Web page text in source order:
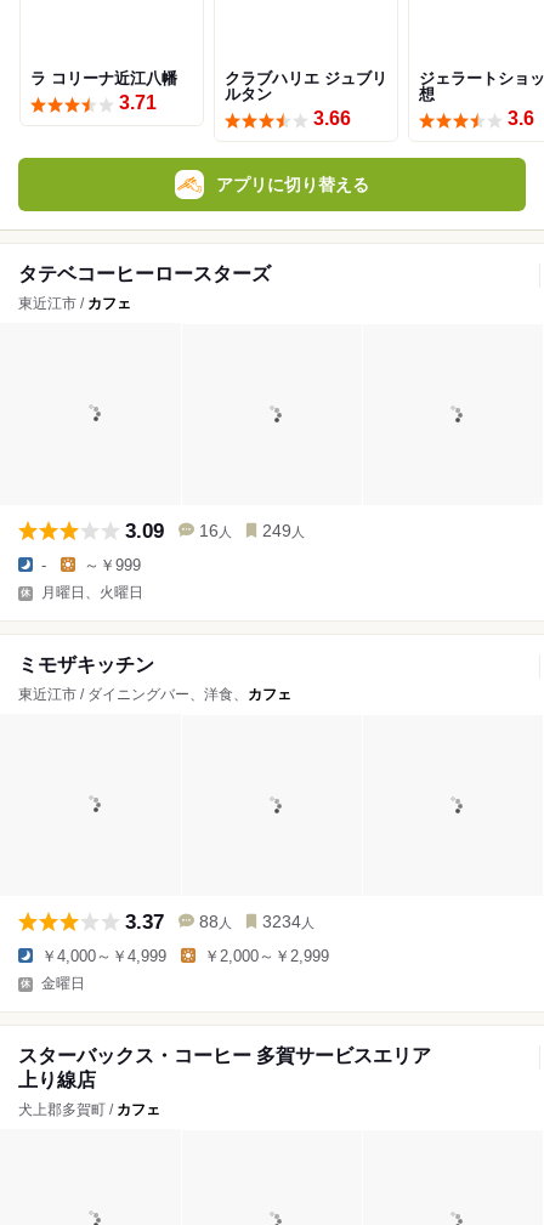
ラ コリーナ近江八幡
3.71
クラブハリエ ジュブリ
ルタン
3.66
ジェラートショ
想
3.6
アプリに切り替える
タテベコーヒーロースターズ
東近江市 / カフェ
3.09 16 人 249 人
- ～￥999
月曜日、火曜日
ミモザキッチン
東近江市 / ダイニングバー、洋食、 カフェ
3.37 88 人 3234 人
￥4,000～￥4,999 ￥2,000～￥2,999
金曜日
スターバックス・コーヒー 多賀サービスエリア
上り線店
犬上郡多賀町 / カフェ